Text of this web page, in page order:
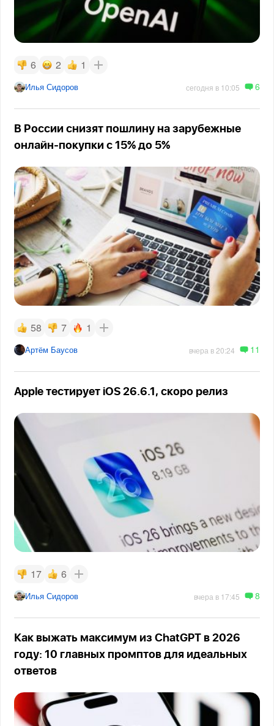
6 2 1
Илья Сидоров сегодня в 10:05 6
В России снизят пошлину на зарубежные
онлайн-покупки с 15% до 5%
58 7 1
Артём Баусов вчера в 20:24 11
Apple тестирует iOS 26.6.1, скоро релиз
17 6
Илья Сидоров вчера в 17:45 8
Как выжать максимум из ChatGPT в 2026
году: 10 главных промптов для идеальных
ответов